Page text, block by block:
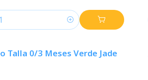
Talla 0/3 Meses Verde Jade